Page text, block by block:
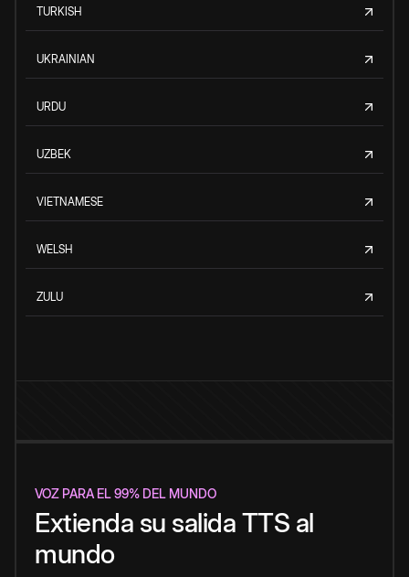
TURKISH
UKRAINIAN
URDU
UZBEK
VIETNAMESE
WELSH
ZULU
VOZ PARA EL 99% DEL MUNDO
Extienda su salida TTS al
mundo